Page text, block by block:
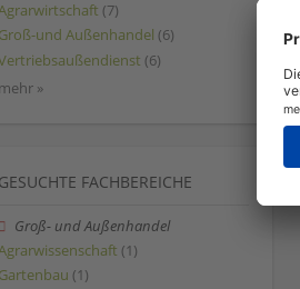
(7)
Groß-und Außenhandel (6)
(6)
mehr »
GESUCHTE FACHBEREICHE
Groß- und Außenhandel
(1)
Gartenbau (1)